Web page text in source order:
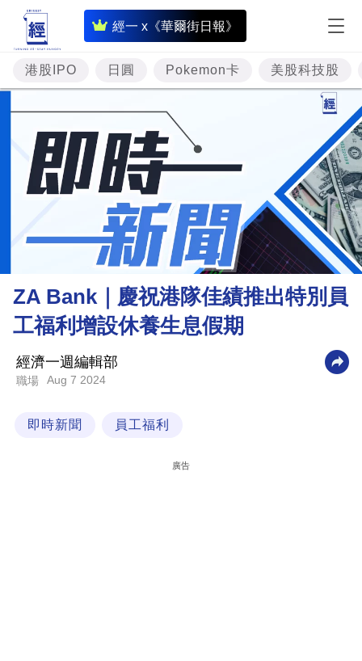
經一 x《華爾街日報》
即
時
財
經
專
題
投
資
樓
市
商
業
科
港股IPO 日圓 Pokemon卡 美股科技股
ZA Bank｜慶祝港隊佳績推出特別員
工福利增設休養生息假期
經濟一週編輯部
職場 Aug 7 2024
即時新聞 員工福利
廣告